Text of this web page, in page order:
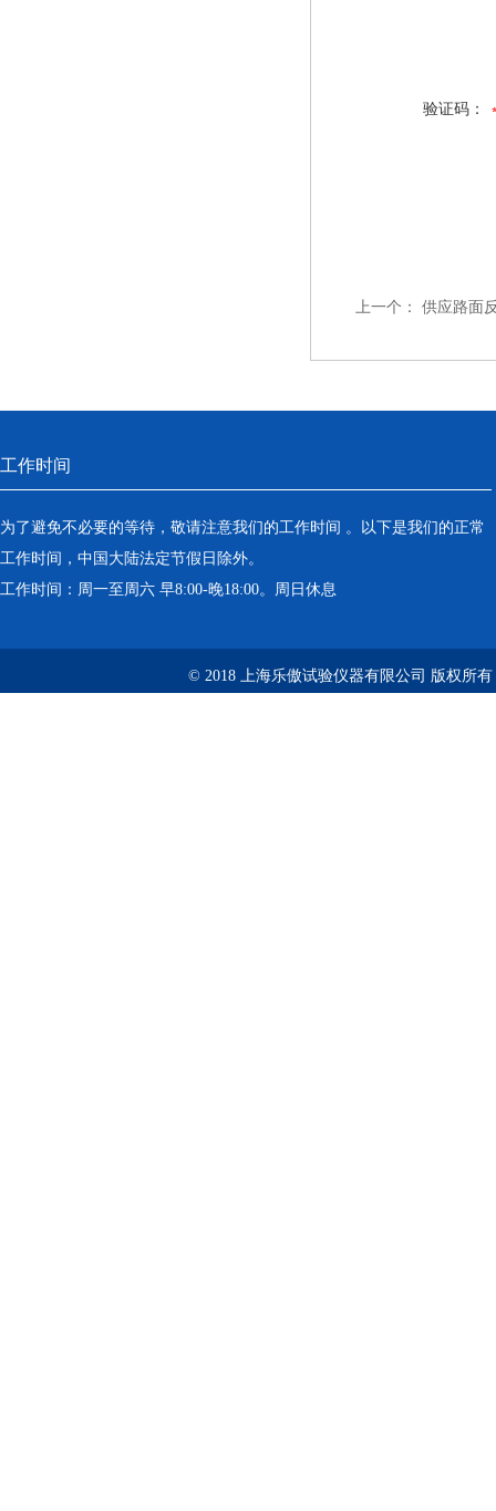
验证码：
上一个： 供应路面
工作时间
为了避免不必要的等待，敬请注意我们的工作时间 。以下是我们的正常
工作时间，中国大陆法定节假日除外。
工作时间：周一至周六 早8:00-晚18:00。周日休息
© 2018 上海乐傲试验仪器有限公司 版权所